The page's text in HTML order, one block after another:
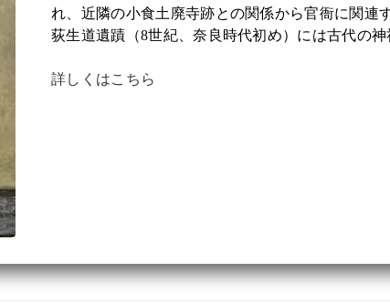
れ、近隣の小食土廃寺跡との関係から官衙に関連
荻生道遺蹟（8世紀、奈良時代初め）には古代の神
詳しくはこちら